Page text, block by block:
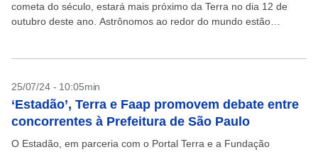
cometa do século, estará mais próximo da Terra no dia 12 de
outubro deste ano. Astrônomos ao redor do mundo estão
25/07/24 - 10:05min
‘Estadão’, Terra e Faap promovem debate entre
concorrentes à Prefeitura de São Paulo
O Estadão, em parceria com o Portal Terra e a Fundação